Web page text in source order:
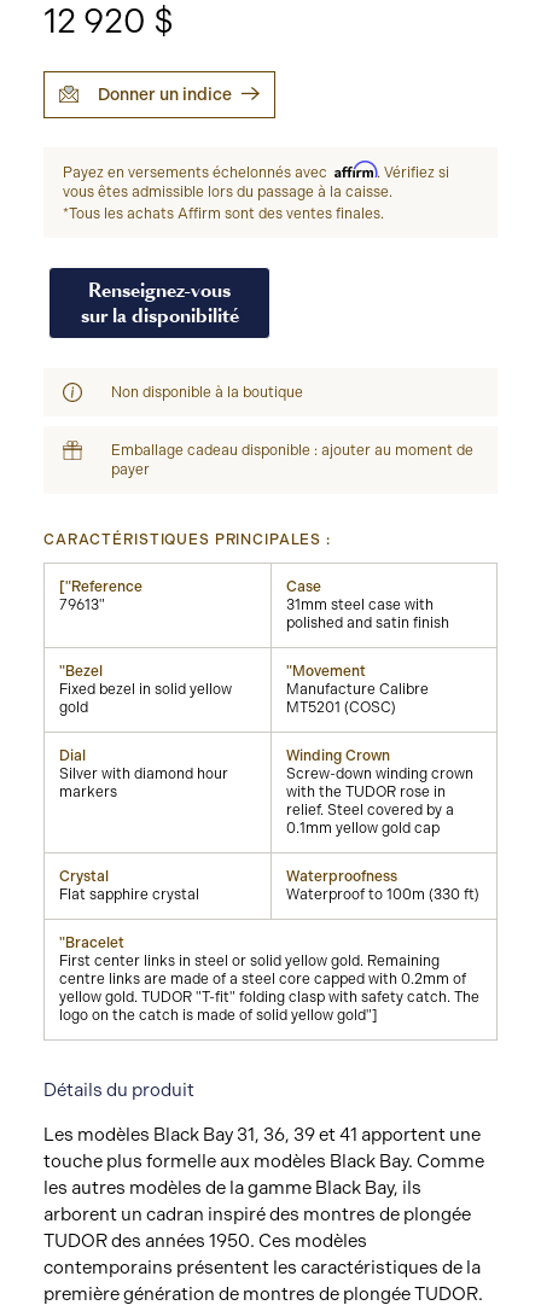
12 920 $
Donner un indice
Payez en versements échelonnés avec Affirm. Vérifiez si
vous êtes admissible lors du passage à la caisse.
*Tous les achats Affirm sont des ventes finales.
Renseignez-vous
sur la disponibilité
Non disponible à la boutique
Emballage cadeau disponible : ajouter au moment de
payer
CARACTÉRISTIQUES PRINCIPALES :
["Reference
79613"
Case
31mm steel case with
polished and satin finish
"Bezel
Fixed bezel in solid yellow
gold
"Movement
Manufacture Calibre
MT5201 (COSC)
Dial
Silver with diamond hour
markers
Winding Crown
Screw-down winding crown
with the TUDOR rose in
relief. Steel covered by a
0.1mm yellow gold cap
Crystal
Flat sapphire crystal
Waterproofness
Waterproof to 100m (330 ft)
"Bracelet
First center links in steel or solid yellow gold. Remaining
centre links are made of a steel core capped with 0.2mm of
yellow gold. TUDOR "T-fit" folding clasp with safety catch. The
logo on the catch is made of solid yellow gold"]
Détails du produit
Les modèles Black Bay 31, 36, 39 et 41 apportent une
touche plus formelle aux modèles Black Bay. Comme
les autres modèles de la gamme Black Bay, ils
arborent un cadran inspiré des montres de plongée
TUDOR des années 1950. Ces modèles
contemporains présentent les caractéristiques de la
première génération de montres de plongée TUDOR.